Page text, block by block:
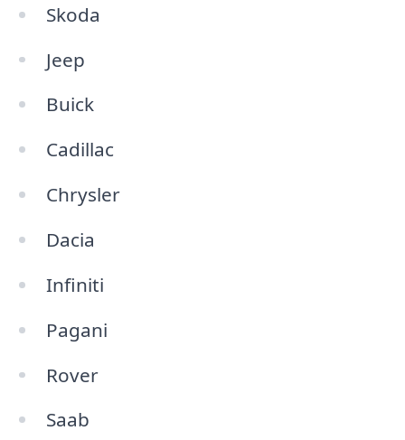
Skoda
Jeep
Buick
Cadillac
Chrysler
Dacia
Infiniti
Pagani
Rover
Saab